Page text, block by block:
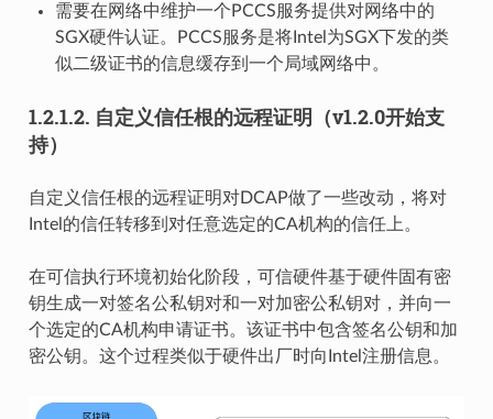
需要在网络中维护一个PCCS服务提供对网络中的
SGX硬件认证。PCCS服务是将Intel为SGX下发的类
似二级证书的信息缓存到一个局域网络中。
1.2.1.2. 自定义信任根的远程证明（v1.2.0开始支
持）
自定义信任根的远程证明对DCAP做了一些改动，将对
Intel的信任转移到对任意选定的CA机构的信任上。
在可信执行环境初始化阶段，可信硬件基于硬件固有密
钥生成一对签名公私钥对和一对加密公私钥对，并向一
个选定的CA机构申请证书。该证书中包含签名公钥和加
密公钥。这个过程类似于硬件出厂时向Intel注册信息。